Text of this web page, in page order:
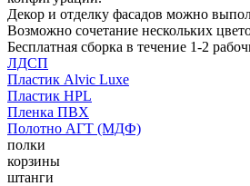
Декор и отделку фасадов можно
Возможно сочетание нескольких
Бесплатная сборка в течение 1-2
ЛДСП
Пластик Alvic Luxe
Пластик HPL
Пленка ПВХ
Полотно АГТ (МДФ)
полки
корзины
штанги